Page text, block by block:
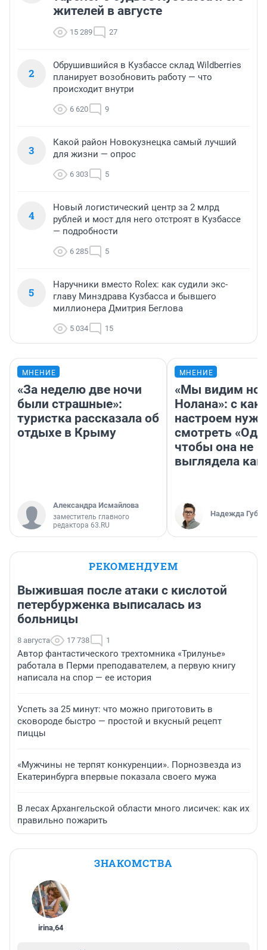
жителей в августе
15 289 27
2
Обрушившийся в Кузбассе склад Wildberries
планирует возобновить работу — что
происходит внутри
6 620 9
3
Какой район Новокузнецка самый лучший
для жизни — опрос
6 303 5
4
Новый логистический центр за 2 млрд
рублей и мост для него отстроят в Кузбассе
— подробности
6 285 5
5
Наручники вместо Rolex: как судили экс-
главу Минздрава Кузбасса и бывшего
миллионера Дмитрия Беглова
5 034 15
МНЕНИЕ
«За неделю две ночи
были страшные»:
туристка рассказала об
отдыхе в Крыму
Александра Исмайлова
заместитель главного
редактора 63.RU
МНЕНИЕ
«Мы видим
Нолана»: с
настроем
смотреть
чтобы она не
выглядела как
Надежда
РЕКОМЕНДУЕМ
Выжившая после атаки с кислотой
петербурженка выписалась из
больницы
8 августа 17 738 1
Автор фантастического трехтомника «Трилунье»
работала в Перми преподавателем, а первую книгу
написала на спор — ее история
Успеть за 25 минут: что можно приготовить в
сковороде быстро — простой и вкусный рецепт
пиццы
«Мужчины не терпят конкуренции». Порнозвезда из
Екатеринбурга впервые показала своего мужа
В лесах Архангельской области много лисичек: как их
правильно пожарить
ЗНАКОМСТВА
irina,64